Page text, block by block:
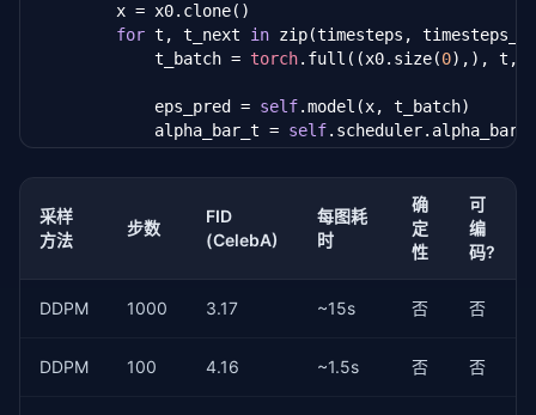
# 最后一步：直接返回 x0_pred
                x = x0_pred
else:
                dir_xt =
torch.sqrt(
-
                    (
- alpha_bar_t) / alpha_bar_t
# 随机分量（当 eta > 0 时）
                sigma = eta *
torch .sqrt((
-
                                         * (
1 -
                noise =
torch .randn_like(x) if eta
                x =
torch .sqrt(alpha_bar_next) *
        x = x0.clone()
for t, t_next in zip(timesteps,
            t_batch =
torch.full((x0.size(0),), t,
            eps_pred =
self.model(x, t_batch)
            alpha_bar_t =
self
            alpha_bar_next =
self
            x0_pred = (x -
torch.sqrt(
-
            dir_xt =
torch .sqrt(
- alpha_bar_next)
class ImageEditor:
采样
方法
步数
FID
(CelebA)
每图耗
时
确
定
性
可
编
码?
DDPM 1000 3.17 ~15s 否 否
DDPM 100 4.16 ~1.5s 否 否